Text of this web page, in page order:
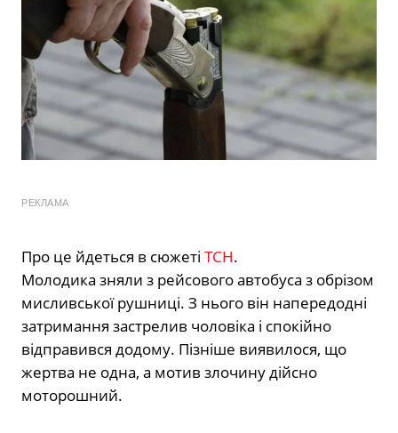
РЕКЛАМА
Про це йдеться в сюжеті ТСН.
Молодика зняли з рейсового автобуса з обрізом
мисливської рушниці. З нього він напередодні
затримання застрелив чоловіка і спокійно
відправився додому. Пізніше виявилося, що
жертва не одна, а мотив злочину дійсно
моторошний.